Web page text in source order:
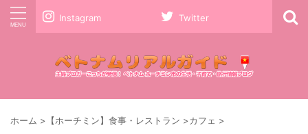
Instagram Twitter
ホーム > 【ホーチミン】食事・レストラン >カフェ >